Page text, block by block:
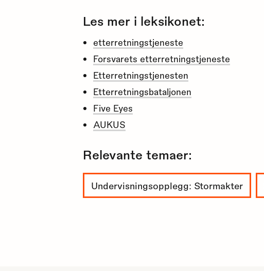
Les mer i leksikonet:
etterretningstjeneste
Forsvarets etterretningstjeneste
Etterretningstjenesten
Etterretningsbataljonen
Five Eyes
AUKUS
Relevante temaer:
Undervisningsopplegg: Stormakter